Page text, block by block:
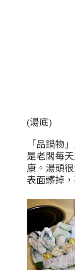
(湯底)
「品鍋物
是老闆每
康。湯頭
表面髒掉